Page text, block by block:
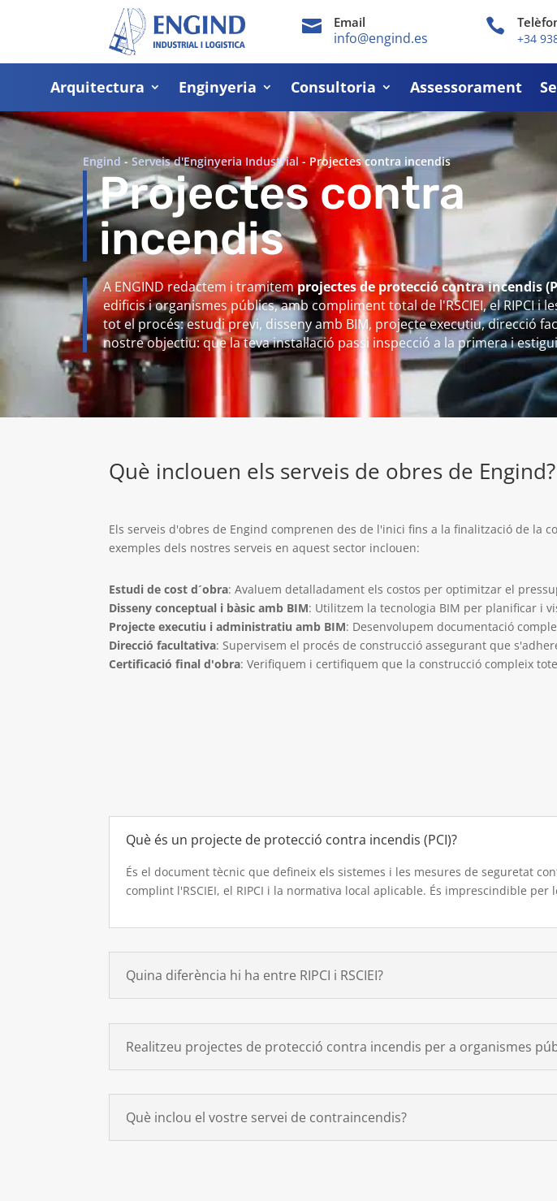
 Email
info@engind.es

+34
Arquitectura Enginyeria Consultoria Assessorament
Engind - Serveis d'Enginyeria Industrial- Projectes contra incendis
Projectes contra
incendis
A ENGIND redactem i tramitemprojectes de protecció contra incendis
edificis i organismes públics, amb compliment total de l'RSCIEI, el RIPCI i
tot el procés: estudi previ, disseny amb BIM, projecte executiu, direcció
nostre objectiu: que la teva instal·lació passi inspecció a la primera i
Què inclouen els serveis de obres de Engind?
Els serveis d'obres de Engind comprenen des de l'inici fins a la finalització de
exemples dels nostres serveis en aquest sector inclouen:
Estudi de cost d´obra: Avaluem detalladament els costos per optimitzar el
Disseny conceptual i bàsic amb BIM: Utilitzem la tecnologia BIM per planificar i
Projecte executiu i administratiu amb BIM: Desenvolupem documentació
Direcció facultativa: Supervisem el procés de construcció assegurant que
Certificació final d'obra: Verifiquem i certifiquem que la construcció compleix
Què és un projecte de protecció contra incendis (PCI)?
És el document tècnic que defineix els sistemes i les mesures de seguretat
complint l'RSCIEI, el RIPCI i la normativa local aplicable. És imprescindible
Quina diferència hi ha entre RIPCI i RSCIEI?
Realitzeu projectes de protecció contra incendis per a organismes
Què inclou el vostre servei de contraincendis?